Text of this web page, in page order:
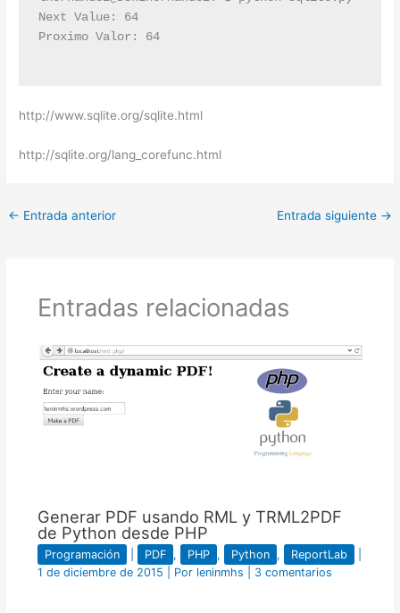
Next Value: 64
Proximo Valor: 64
http://www.sqlite.org/sqlite.html
http://sqlite.org/lang_corefunc.html
← Entrada anterior Entrada siguiente →
Entradas relacionadas
Generar PDF usando RML y TRML2PDF
de Python desde PHP
Programación PDF , PHP , Python , ReportLab
1 de diciembre de 2015
| Por leninmhs 3 comentarios